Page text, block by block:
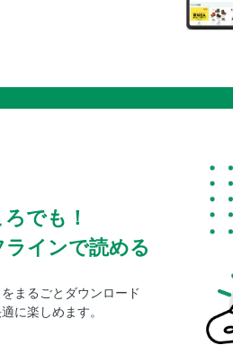
でも！
インで読める
まるごとダウンロード
に楽しめます。